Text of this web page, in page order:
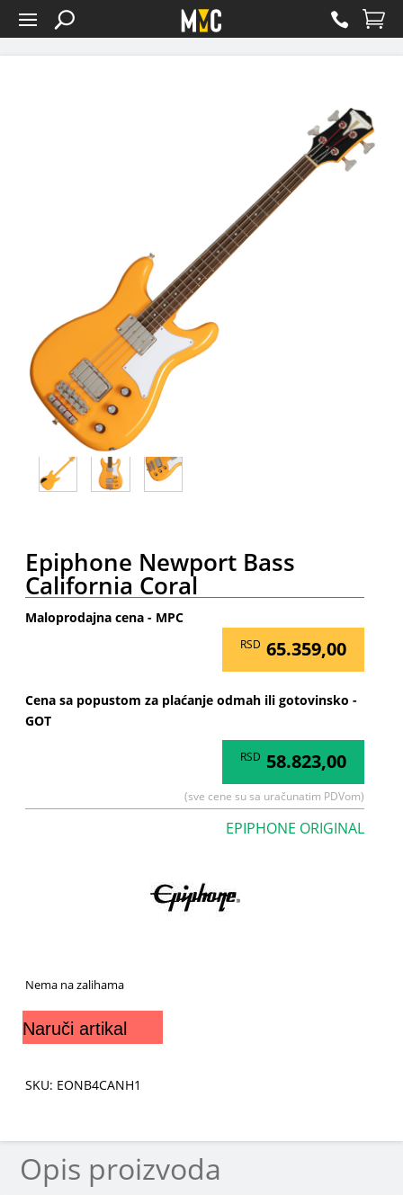
Epiphone Newport Bass
California Coral
Maloprodajna cena - MPC
RSD 65.359,00
Cena sa popustom za plaćanje odmah ili gotovinsko -
GOT
RSD 58.823,00
(sve cene su sa uračunatim PDVom)
EPIPHONE ORIGINAL
Nema na zalihama
Naruči artikal
SKU: EONB4CANH1
Opis proizvoda